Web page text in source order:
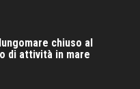
chiuso al
di attività in mare